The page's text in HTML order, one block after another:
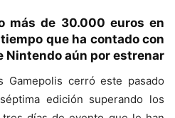
más de 30.000 euros en
que ha contado con
Nintendo aún por estrenar
Gamepolis cerró este pasado
edición superando los